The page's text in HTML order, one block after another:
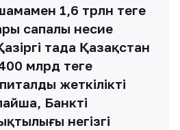
1,6 трлн теңге
сапалы несие
таңда Қазақстан
млрд теңге
жеткілікті
Банктің
негізгі